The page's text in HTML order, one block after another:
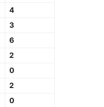
4
3
6
2
0
2
0